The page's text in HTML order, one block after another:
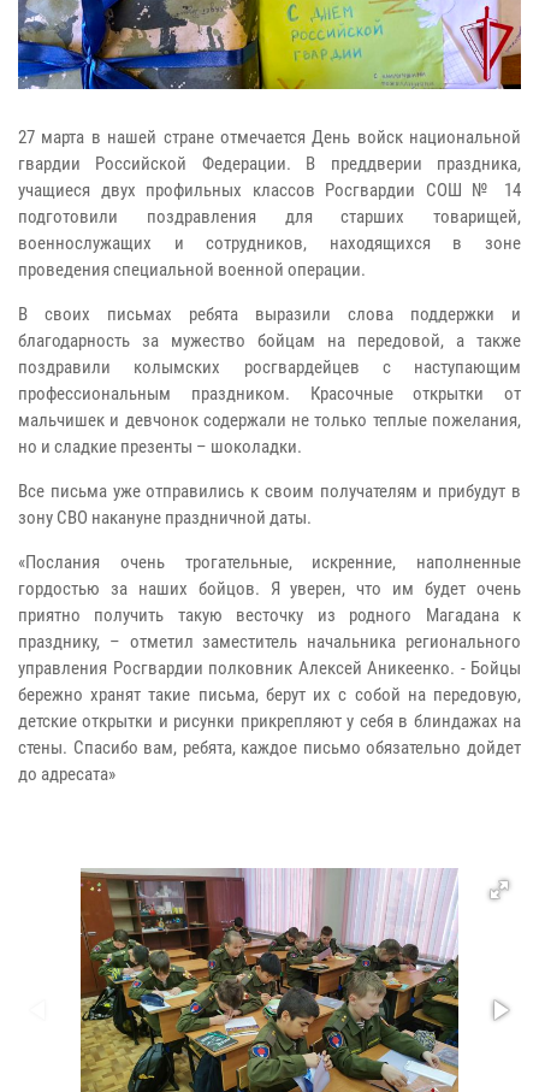
27 марта в нашей стране отмечается День войск национальной
гвардии Российской Федерации. В преддверии праздника,
учащиеся двух профильных классов Росгвардии СОШ № 14
подготовили поздравления для старших товарищей,
военнослужащих и сотрудников, находящихся в зоне
проведения специальной военной операции.
В своих письмах ребята выразили слова поддержки и
благодарность за мужество бойцам на передовой, а также
поздравили колымских росгвардейцев с наступающим
профессиональным праздником. Красочные открытки от
мальчишек и девчонок содержали не только теплые пожелания,
но и сладкие презенты – шоколадки.
Все письма уже отправились к своим получателям и прибудут в
зону СВО накануне праздничной даты.
«Послания очень трогательные, искренние, наполненные
гордостью за наших бойцов. Я уверен, что им будет очень
приятно получить такую весточку из родного Магадана к
празднику, – отметил заместитель начальника регионального
управления Росгвардии полковник Алексей Аникеенко. - Бойцы
бережно хранят такие письма, берут их с собой на передовую,
детские открытки и рисунки прикрепляют у себя в блиндажах на
стены. Спасибо вам, ребята, каждое письмо обязательно дойдет
до адресата»